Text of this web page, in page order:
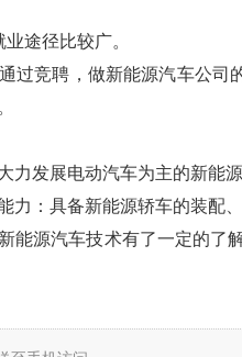
途径比较广。
过竞聘，做新能源汽车公
力发展电动汽车为主的新能
力：具备新能源轿车的装配
能源汽车技术有了一定的了